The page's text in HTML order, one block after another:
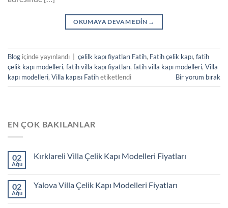
OKUMAYA DEVAM EDIN →
Blog içinde yayınlandı çelilk kapı fiyatları Fatih, Fatih çelik kapı, fatih
çelik kapı modelleri, fatih villa kapı fiyatları, fatih villa kapı modelleri, Villa
kapı modelleri, Villa kapısı Fatihetiketlendi Bir yorum bırak
EN ÇOK BAKILANLAR
02
Ağu
Kırklareli Villa Çelik Kapı Modelleri Fiyatları
02
Ağu
Yalova Villa Çelik Kapı Modelleri Fiyatları